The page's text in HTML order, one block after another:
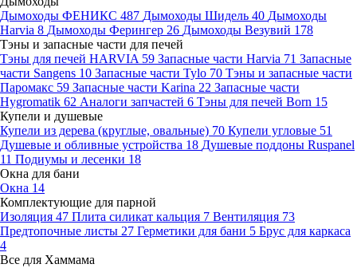
Дымоходы ФЕНИКС 487 Дымоходы Шидель 40 Дымоходы
Harvia 8 Дымоходы Ферингер 26 Дымоходы Везувий 178
Тэны и запасные части для печей
Тэны для печей HARVIA 59 Запасные части Harvia 71 Запасные
части Sangens 10 Запасные части Tylo 70 Тэны и запасные части
Паромакс 59 Запасные части Karina 22 Запасные части
Hygromatik 62 Аналоги запчастей 6 Тэны для печей Born 15
Купели и душевые
Купели из дерева (круглые, овальные) 70 Купели угловые 51
Душевые и обливные устройства 18 Душевые поддоны Ruspanel
11 Подиумы и лесенки 18
Окна для бани
Окна 14
Комплектующие для парной
Изоляция 47 Плита силикат кальция 7 Вентиляция 73
Предтопочные листы 27 Герметики для бани 5 Брус для каркаса
4
Все для Хаммама